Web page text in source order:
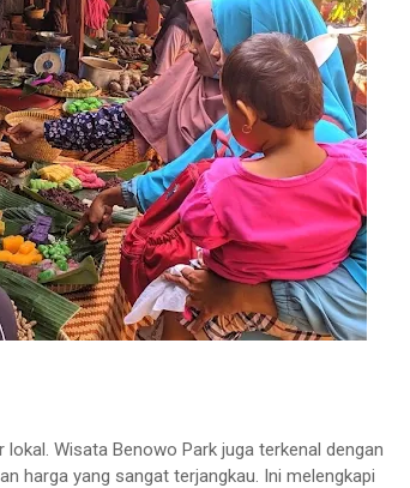
Wisata Benowo Park juga terkenal dengan
harga yang sangat terjangkau. Ini melengkapi